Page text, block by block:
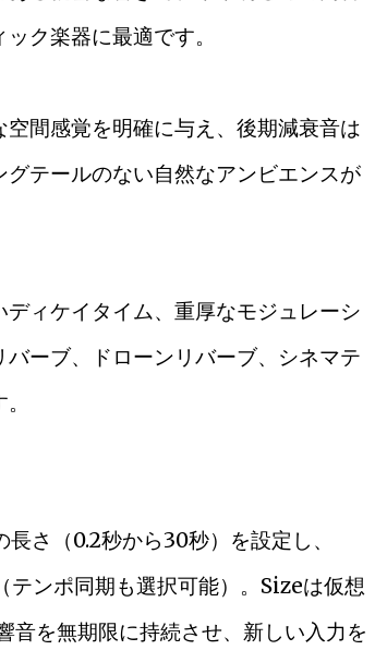
ク楽器に最適です。
間感覚を明確に与え、後期減衰音は
テールのない自然なアンビエンスが
ィケイタイム、重厚なモジュレーシ
ーブ、ドローンリバーブ、シネマテ
さ（0.2秒から30秒）を設定し、
ンポ同期も選択可能）。Sizeは仮想
を無期限に持続させ、新しい入力を